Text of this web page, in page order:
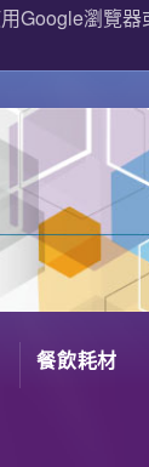
Google瀏覽
餐飲耗材